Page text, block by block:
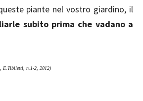
piante nel vostro giardino, il
subito prima che vadano a
E.Tibiletti, n.1-2, 2012)